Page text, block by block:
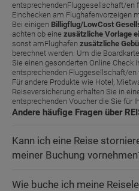
entsprechendenFluggesellschaft/en
Einchecken am Flughafenvorzeigen
Bei einigen Billigflug/LowCost
achten ob eine zusätzliche Vorlage
sonst amFlughafen zusätzliche
berechnet werden. Um die
Sie einen gesonderten Online Check
entsprechenden Fluggesellschaft/en
Für andere Produkte wie Hotel,
Reiseversicherung erhalten Sie in
entsprechenden Voucher die Sie für
Andere häufige Fragen über
Kann ich eine Reise
meiner Buchung
Wie buche ich meine